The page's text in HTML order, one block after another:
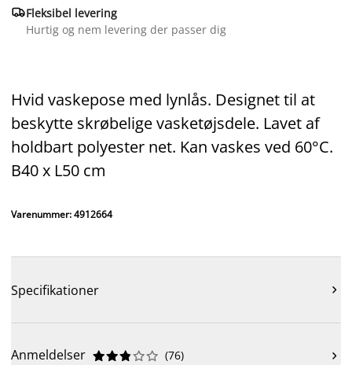
Fleksibel levering
Hurtig og nem levering der passer dig
Hvid vaskepose med lynlås. Designet til at
beskytte skrøbelige vasketøjsdele. Lavet af
holdbart polyester net. Kan vaskes ved 60°C.
B40 x L50 cm
Varenummer: 4912664
Specifikationer 
Anmeldelser 




 (76) 